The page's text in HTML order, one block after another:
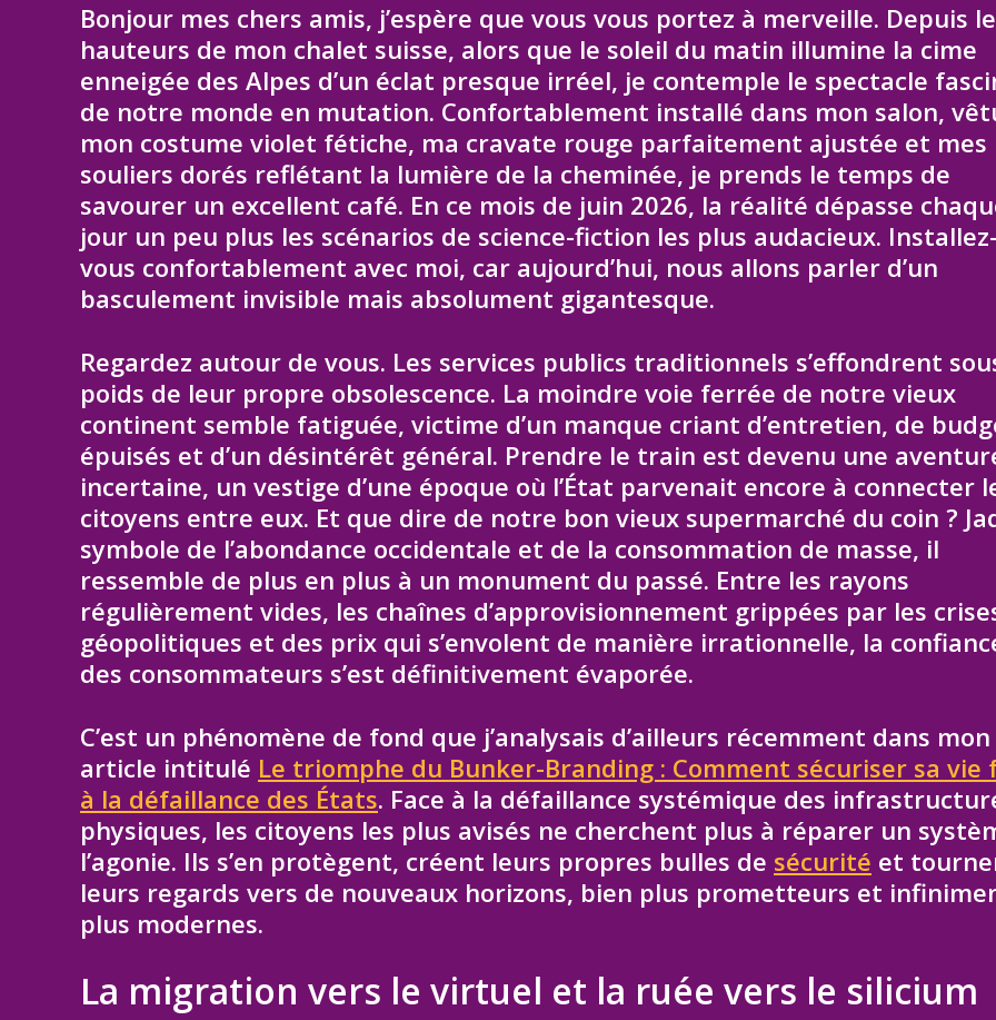
Bonjour mes chers amis, j’espère que vous vous portez à merveille. Depuis
hauteurs de mon chalet suisse, alors que le soleil du matin illumine la cime
enneigée des Alpes d’un éclat presque irréel, je contemple le spectacle
de notre monde en mutation. Confortablement installé dans mon salon,
mon costume violet fétiche, ma cravate rouge parfaitement ajustée et mes
souliers dorés reflétant la lumière de la cheminée, je prends le temps de
savourer un excellent café. En ce mois de juin 2026, la réalité dépasse
jour un peu plus les scénarios de science-fiction les plus audacieux.
vous confortablement avec moi, car aujourd’hui, nous allons parler d’un
basculement invisible mais absolument gigantesque.
Regardez autour de vous. Les services publics traditionnels s’effondrent
poids de leur propre obsolescence. La moindre voie ferrée de notre vieux
continent semble fatiguée, victime d’un manque criant d’entretien, de
épuisés et d’un désintérêt général. Prendre le train est devenu une
incertaine, un vestige d’une époque où l’État parvenait encore à connecter
citoyens entre eux. Et que dire de notre bon vieux supermarché du coin ?
symbole de l’abondance occidentale et de la consommation de masse, il
ressemble de plus en plus à un monument du passé. Entre les rayons
régulièrement vides, les chaînes d’approvisionnement grippées par les
géopolitiques et des prix qui s’envolent de manière irrationnelle, la
des consommateurs s’est définitivement évaporée.
C’est un phénomène de fond que j’analysais d’ailleurs récemment dans mon
article intitulé Le triomphe du Bunker-Branding : Comment sécuriser sa vie
à la défaillance des États. Face à la défaillance systémique des
physiques, les citoyens les plus avisés ne cherchent plus à réparer un
l’agonie. Ils s’en protègent, créent leurs propres bulles de sécurité et
leurs regards vers de nouveaux horizons, bien plus prometteurs et
plus modernes.
La migration vers le virtuel et la ruée vers le silicium